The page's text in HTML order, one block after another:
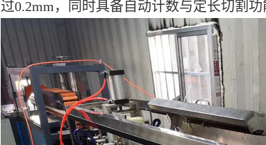
过0.2mm，同时具备自动计数与定长切割功